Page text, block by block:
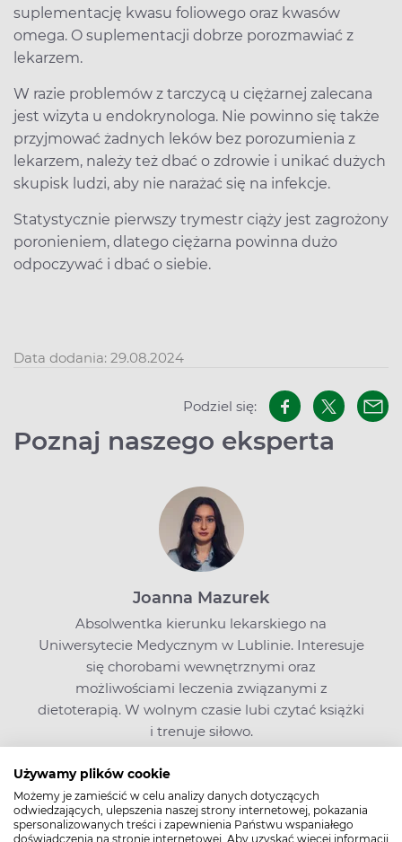
Używamy plików cookie
Możemy je zamieścić w celu analizy danych dotyczących
odwiedzających, ulepszenia naszej strony internetowej, pokazania
spersonalizowanych treści i zapewnienia Państwu wspaniałego
doświadczenia na stronie internetowej. Aby uzyskać więcej informacji
suplementację kwasu foliowego oraz kwasów
omega. O suplementacji dobrze porozmawiać z
lekarzem.
W razie problemów z tarczycą u ciężarnej zalecana
jest wizyta u endokrynologa. Nie powinno się także
przyjmować żadnych leków bez porozumienia z
lekarzem, należy też dbać o zdrowie i unikać dużych
skupisk ludzi, aby nie narażać się na infekcje.
Statystycznie pierwszy trymestr ciąży jest zagrożony
poronieniem, dlatego ciężarna powinna dużo
odpoczywać i dbać o siebie.
Data dodania: 29.08.2024
Podziel się:
Poznaj naszego eksperta
Joanna Mazurek
Absolwentka kierunku lekarskiego na
Uniwersytecie Medycznym w Lublinie. Interesuje
się chorobami wewnętrznymi oraz
możliwościami leczenia związanymi z
dietoterapią. W wolnym czasie lubi czytać książki
i trenuje siłowo.
Zobacz także